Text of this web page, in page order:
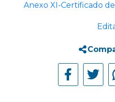
Anexo XI-Certificado